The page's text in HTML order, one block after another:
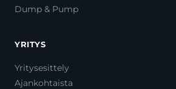
Dump & Pump
YRITYS
Yritysesittely
Ajankohtaista